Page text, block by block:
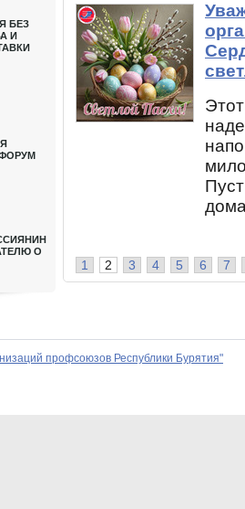
БЕЗ
И
О
1 2 3 4 5 6 7
профсоюзов Республики Бурятия"